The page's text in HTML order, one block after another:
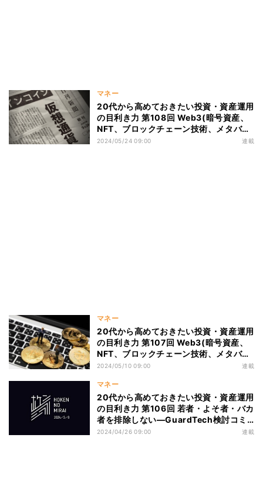
マネー
20代から高めておきたい投資・資産運用
の目利き力 第108回 Web3(暗号資産、
NFT、ブロックチェーン技術、メタバー
ス)の基礎知識と投資意義＃7
2024/05/24 09:00 連載
マネー
20代から高めておきたい投資・資産運用
の目利き力 第107回 Web3(暗号資産、
NFT、ブロックチェーン技術、メタバー
ス)の基礎知識と投資意義＃6
2024/05/10 09:00 連載
マネー
20代から高めておきたい投資・資産運用
の目利き力 第106回 若者・よそ者・バカ
者を排除しない―GuardTech検討コミ
ュニティが共創するホケンノミライ
2024/04/26 09:00 連載